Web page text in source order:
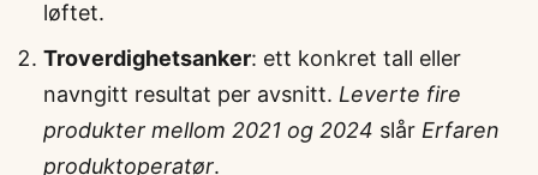
løftet.
Troverdighetsanker: ett konkret tall eller
navngitt resultat per avsnitt. Leverte fire
produkter mellom 2021 og 2024 slår Erfaren
produktoperatør.